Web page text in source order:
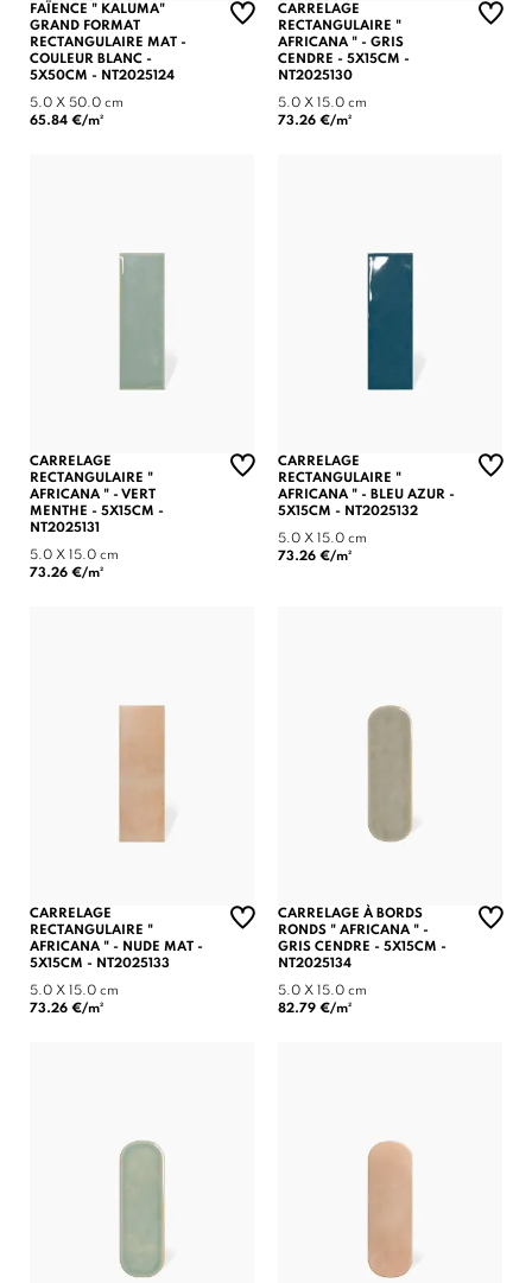
FAÏENCE " KALUMA"
GRAND FORMAT
RECTANGULAIRE MAT -
COULEUR BLANC -
5X50CM - NT2025124
5.0 X 50.0 cm
65.84 €/m²
CARRELAGE
RECTANGULAIRE "
AFRICANA " - GRIS
CENDRE - 5X15CM -
NT2025130
5.0 X 15.0 cm
73.26 €/m²
CARRELAGE
RECTANGULAIRE "
AFRICANA " - VERT
MENTHE - 5X15CM -
NT2025131
5.0 X 15.0 cm
73.26 €/m²
CARRELAGE
RECTANGULAIRE "
AFRICANA " - BLEU AZUR -
5X15CM - NT2025132
5.0 X 15.0 cm
73.26 €/m²
CARRELAGE
RECTANGULAIRE "
AFRICANA " - NUDE MAT -
5X15CM - NT2025133
5.0 X 15.0 cm
73.26 €/m²
CARRELAGE À BORDS
RONDS " AFRICANA " -
GRIS CENDRE - 5X15CM -
NT2025134
5.0 X 15.0 cm
82.79 €/m²